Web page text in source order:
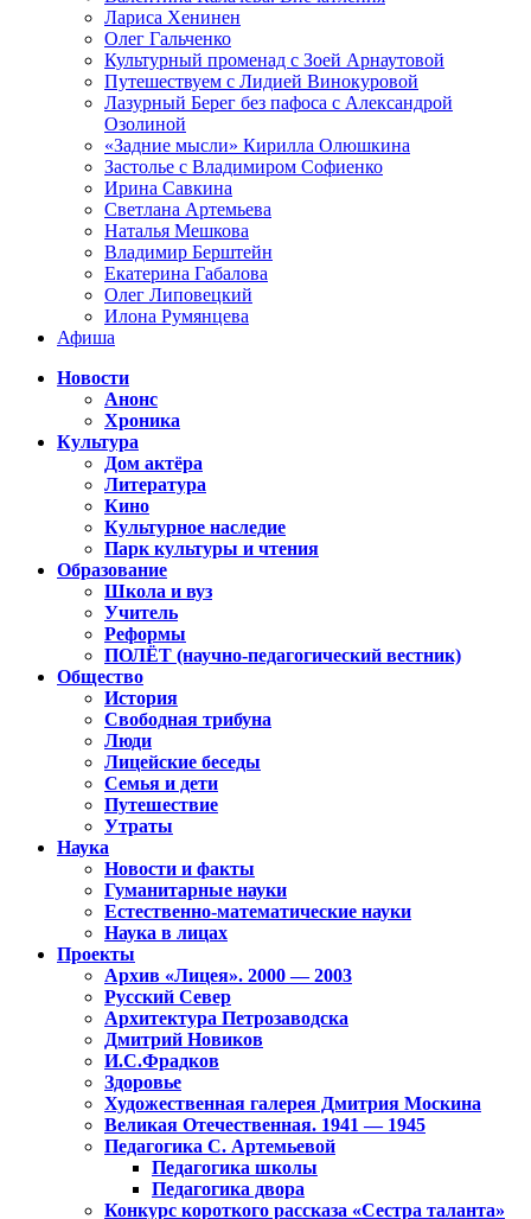
Лариса Хенинен
Олег Гальченко
Культурный променад с Зоей Арнаутовой
Путешествуем с Лидией Винокуровой
Лазурный Берег без пафоса с Александрой
Озолиной
«Задние мысли» Кирилла Олюшкина
Застолье с Владимиром Софиенко
Ирина Савкина
Светлана Артемьева
Наталья Мешкова
Владимир Берштейн
Екатерина Габалова
Олег Липовецкий
Илона Румянцева
Афиша
Новости
Анонс
Хроника
Культура
Дом актёра
Литература
Кино
Культурное наследие
Парк культуры и чтения
Образование
Школа и вуз
Учитель
Реформы
ПОЛЁТ (научно-педагогический вестник)
Общество
История
Свободная трибуна
Люди
Лицейские беседы
Семья и дети
Путешествие
Утраты
Наука
Новости и факты
Гуманитарные науки
Естественно-математические науки
Наука в лицах
Проекты
Архив «Лицея». 2000 — 2003
Русский Север
Архитектура Петрозаводска
Дмитрий Новиков
И.С.Фрадков
Здоровье
Художественная галерея Дмитрия Москина
Великая Отечественная. 1941 — 1945
Педагогика С. Артемьевой
Педагогика школы
Педагогика двора
Конкурс короткого рассказа «Сестра таланта»